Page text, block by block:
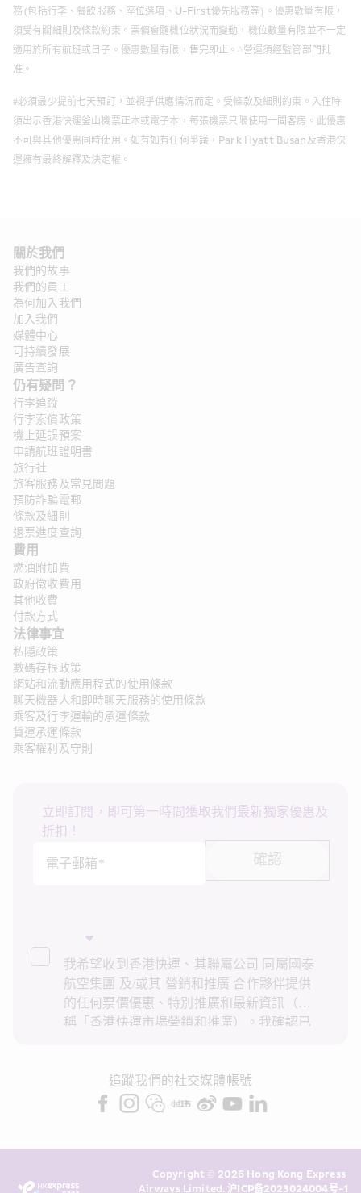
務 (包括行李、餐飲服務、座位選項、U-First優先服務等) 。優惠數量有限，
須受有關細則及條款約束。票價會隨機位狀況而變動，機位數量有限並不一定
適用於所有航班或日子。優惠數量有限，售完即止。^營運須經監管部門批
准。
#必須最少提前七天預訂，並視乎供應情況而定。受條款及細則約束。入住時
須出示香港快運釜山機票正本或電子本，每張機票只限使用一間客房。此優惠
不可與其他優惠同時使用。如有如有任何爭議，Park Hyatt Busan及香港快
運擁有最終解釋及決定權。
關於我們
我們的故事
我們的員工
為何加入我們
加入我們
媒體中心
可持續發展
廣告查詢
仍有疑問？
行李追蹤
行李索償政策
機上延誤預案
申請航班證明書
旅行社
旅客服務及常見問題
預防詐騙電郵
條款及細則
退票進度查詢
費用
燃油附加費
政府徵收費用
其他收費
付款方式
法律事宜
私隱政策
數碼存根政策
網站和流動應用程式的使用條款
聊天機器人和即時聊天服務的使用條款
乘客及行李運輸的承運條款
貨運承運條款
乘客權利及守則
立即訂閱，即可第一時間獲取我們最新獨家優惠及
折扣！
電子郵箱*
確認
我希望收到香港快運、其聯屬公司 同屬國泰
航空集團 及/或其 營銷和推廣 合作夥伴提供
的任何票價優惠、特別推廣和最新資訊（統
稱「香港快運市場營銷和推廣）。我確認已
錄進行直接市場營銷和推廣。我知悉在未經
我的同意下，香港快運不會使用我的個人資
追蹤我們的社交媒體帳號
Copyright © 2026 Hong Kong Express
Airways Limited. 沪ICP备2023024004号-1